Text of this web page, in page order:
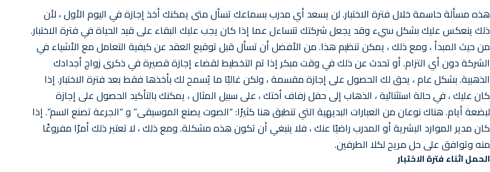
هذه مسألة حاسمة خلال فترة الاختبار. لن يسعد أي مدرب بسماعك تسأل متى يمكنك أخذ إجازة في اليوم الأول ، لأن
ذلك ينعكس عليك بشكل سيء وقد يجعل شركتك تتساءل عما إذا كان يجب عليك البقاء على قيد الحياة في فترة الاختبار.
من حيث المبدأ ، ومع ذلك ، يمكن تنظيم هذا. من الأفضل أن تسأل قبل توقيع العقد عن كيفية التعامل مع الأشياء في
الشركة دون أي التزام. أو تحدث عن ذلك في وقت مبكر إذا تم التخطيط لقضاء إجازة قصيرة في ذكرى زواج أجدادك
الذهبية. بشكل عام ، يحق لك الحصول على إجازة مقسمة ، ولكن غالبًا ما يُسمح لك بأخذها فقط بعد فترة الاختبار. إذا
كان عليك ، في حالة استثنائية ، الذهاب إلى حفل زفاف أختك ، على سبيل المثال ، يمكنك بالتأكيد الحصول على إجازة
لبضعة أيام. هناك نوعان من العبارات البديهية التي تنطبق هنا كثيرًا: “الصوت يصنع الموسيقى” و “الجرعة تصنع السم”. إذا
كان مدير الموارد البشرية أو المدرب راضيًا عنك ، فلا ينبغي أن تكون هذه مشكلة. ومع ذلك ، لا تعتبر ذلك أمرًا مفروغًا
منه وتوافق على حل مريح لكلا الطرفين.
الحمل اثناء فترة الاختبار